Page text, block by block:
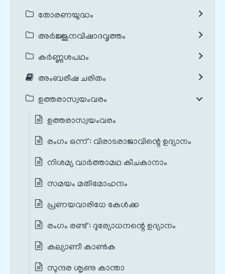
തോരണയുദ്ധം
അർജ്ജുനവിഷാദവൃത്തം
കർണ്ണശപഥം
അംബരീഷ ചരിതം
ഉത്തരാസ്വയംവരം
ഉത്തരാസ്വയംവരം
രംഗം ഒന്ന് : വിരാടരാജാവിന്റെ ഉദ്യാനം
നിശമ്യ വാർത്താമഥ കീചകാനാം
സമയം മതിമോഹനം
പ്രണയവാരിധേ കേൾക്ക
രംഗം രണ്ട് : ദുര്യോധനന്റെ ഉദ്യാനം
കല്യാണീ കാൺക
സുന്ദര ശൃണു കാന്താ